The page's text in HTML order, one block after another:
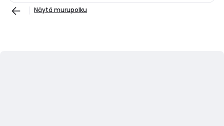
Näytä murupolku